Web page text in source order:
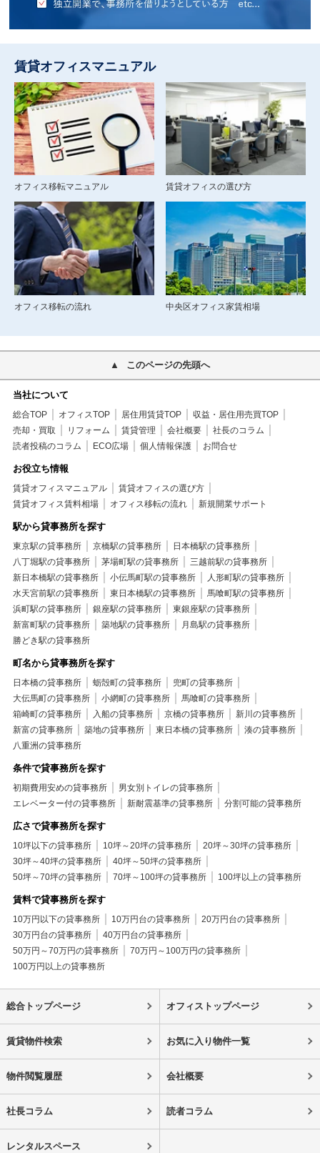
賃貸オフィスマニュアル
オフィス移転マニュアル 賃貸オフィスの選び方
オフィス移転の流れ 中央区オフィス家賃相場
このページの先頭へ
当社について
総合TOP オフィスTOP 居住用賃貸TOP
収益・居住用売買TOP
売却・買取
リフォーム 賃貸管理 会社概要
社長のコラム
読者投稿のコラム
ECO広場 個人情報保護 お問合せ
お役立ち情報
賃貸オフィスマニュアル
賃貸オフィスの選び方
賃貸オフィス賃料相場
オフィス移転の流れ 新規開業サポート
駅から貸事務所を探す
東京駅の貸事務所 京橋駅の貸事務所
日本橋駅の貸事務所
八丁堀駅の貸事務所
茅場町駅の貸事務所
三越前駅の貸事務所
新日本橋駅の貸事務所
小伝馬町駅の貸事務所
人形町駅の貸事務所
水天宮前駅の貸事務所
東日本橋駅の貸事務所
馬喰町駅の貸事務所
浜町駅の貸事務所
銀座駅の貸事務所
東銀座駅の貸事務所
新富町駅の貸事務所
築地駅の貸事務所
月島駅の貸事務所
勝どき駅の貸事務所
町名から貸事務所を探す
日本橋の貸事務所 蛎殻町の貸事務所
兜町の貸事務所
大伝馬町の貸事務所
小網町の貸事務所
馬喰町の貸事務所
箱崎町の貸事務所
入船の貸事務所 京橋の貸事務所
新川の貸事務所
新富の貸事務所
築地の貸事務所 東日本橋の貸事務所
湊の貸事務所
八重洲の貸事務所
条件で貸事務所を探す
初期費用安めの貸事務所
男女別トイレの貸事務所
エレベーター付の貸事務所
新耐震基準の貸事務所 分割可能の貸事務所
広さで貸事務所を探す
10坪以下の貸事務所 10坪～20坪の貸事務所
20坪～30坪の貸事務所
30坪～40坪の貸事務所
40坪～50坪の貸事務所
50坪～70坪の貸事務所
70坪～100坪の貸事務所 100坪以上の貸事務所
賃料で貸事務所を探す
10万円以下の貸事務所 10万円台の貸事務所
20万円台の貸事務所
30万円台の貸事務所
40万円台の貸事務所
50万円～70万円の貸事務所
70万円～100万円の貸事務所
100万円以上の貸事務所
総合トップページ オフィストップページ
賃貸物件検索 お気に入り物件一覧
物件閲覧履歴 会社概要
社長コラム 読者コラム
レンタルスペース